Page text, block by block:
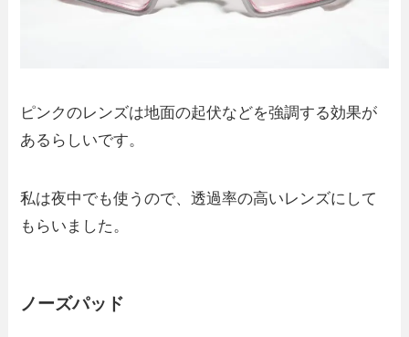
ピンクのレンズは地面の起伏などを強調する効果が
あるらしいです。
私は夜中でも使うので、透過率の高いレンズにして
もらいました。
ノーズパッド